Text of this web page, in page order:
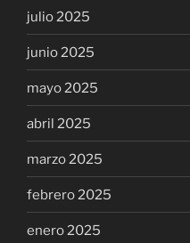
julio 2025
junio 2025
mayo 2025
abril 2025
marzo 2025
febrero 2025
enero 2025